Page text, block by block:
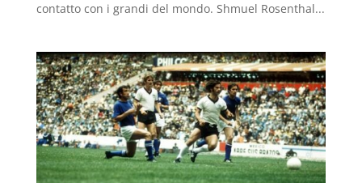
contatto con i grandi del mondo. Shmuel Rosenthal...